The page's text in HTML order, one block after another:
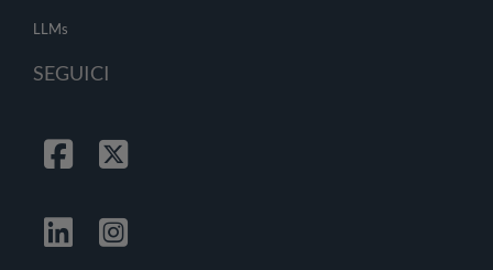
LLMs
SEGUICI